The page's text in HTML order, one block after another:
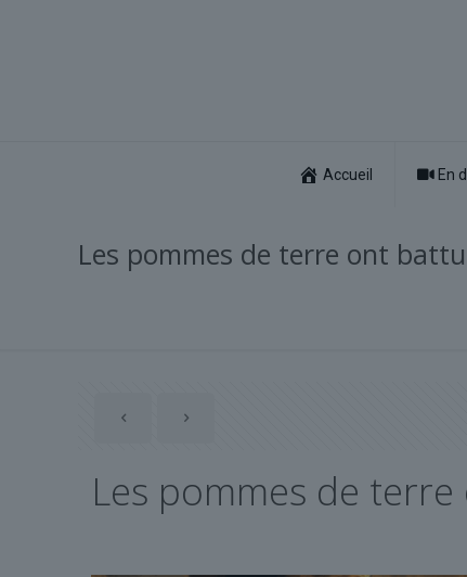
Accueil En
Les pommes de terre ont
Les pommes de